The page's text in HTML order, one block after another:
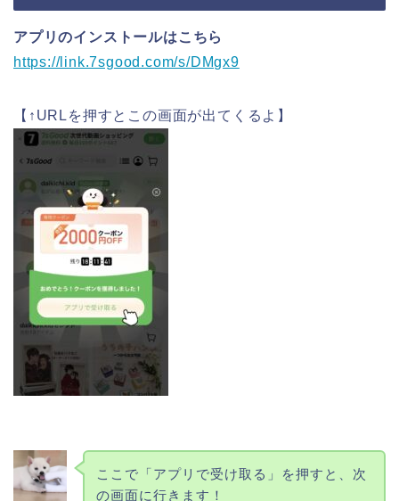
アプリのインストールはこちら
https://link.7sgood.com/s/DMgx9
【↑URLを押すとこの画面が出てくるよ】
ここで「アプリで受け取る」を押すと、次
の画面に行きます！